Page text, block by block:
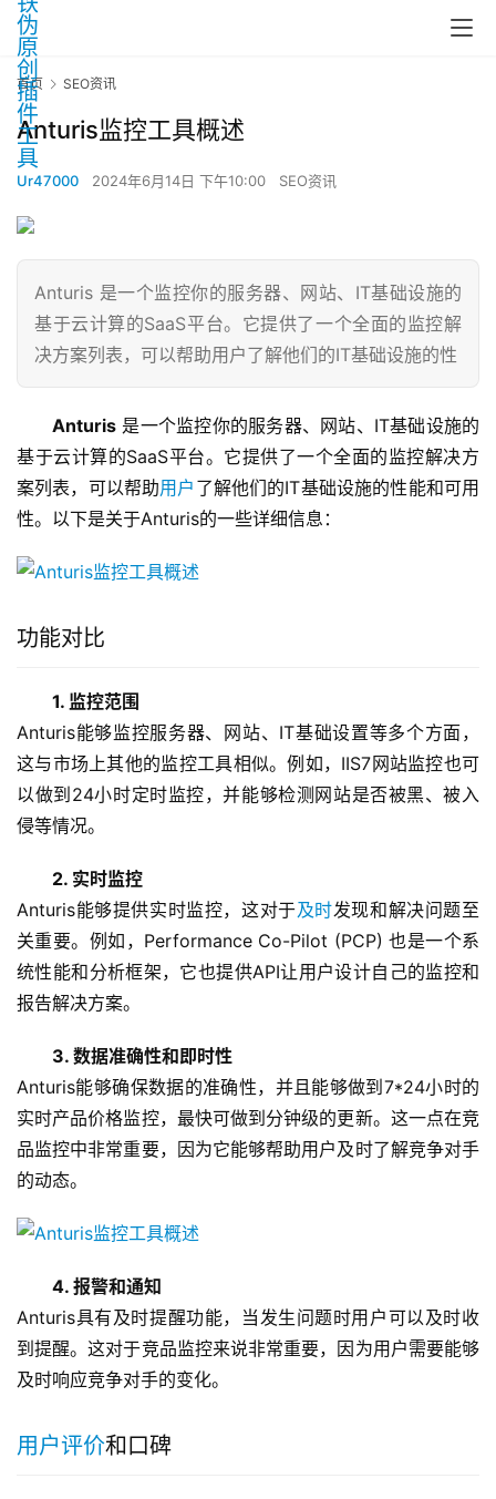
首页 SEO资讯
Anturis监控工具概述
Ur47000 2024年6月14日 下午10:00 SEO资讯
Anturis 是一个监控你的服务器、网站、IT基础设施的
基于云计算的SaaS平台。它提供了一个全面的监控解
决方案列表，可以帮助用户了解他们的IT基础设施的性
Anturis 是一个监控你的服务器、网站、IT基础设施的
基于云计算的SaaS平台。它提供了一个全面的监控解决方
案列表，可以帮助用户 了解他们的IT基础设施的性能和可用
性。以下是关于Anturis的一些详细信息：
功能对比
1. 监控范围
Anturis能够监控服务器、网站、IT基础设置等多个方面，
这与市场上其他的监控工具相似。例如，IIS7网站监控也可
以做到24小时定时监控，并能够检测网站是否被黑、被入
侵等情况。
2. 实时监控
Anturis能够提供实时监控，这对于及时发现和解决问题至
关重要。例如，Performance Co-Pilot (PCP) 也是一个系
统性能和分析框架，它也提供API让用户设计自己的监控和
报告解决方案。
3. 数据准确性和即时性
Anturis能够确保数据的准确性，并且能够做到7*24小时的
实时产品价格监控，最快可做到分钟级的更新。这一点在竞
品监控中非常重要，因为它能够帮助用户及时了解竞争对手
的动态。
4. 报警和通知
Anturis具有及时提醒功能，当发生问题时用户可以及时收
到提醒。这对于竞品监控来说非常重要，因为用户需要能够
及时响应竞争对手的变化。
用户评价和口碑